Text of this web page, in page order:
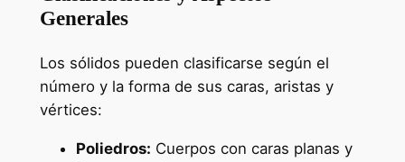
Generales
Los sólidos pueden clasificarse según el
número y la forma de sus caras, aristas y
vértices:
Poliedros: Cuerpos con caras planas y